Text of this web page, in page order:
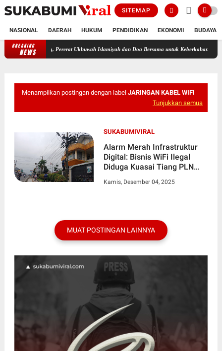
SITEMAP
NASIONAL DAERAH HUKUM PENDIDIKAN EKONOMI BUDAYA
BREAKING
NEWS
Cicurug, Pererat Ukhuwah Islamiyah dan Doa Bersama untuk Keberkahan Umat
Menampilkan postingan dengan label JARINGAN KABEL WIFI
Tunjukkan semua
SUKABUMIVIRAL
Alarm Merah Infrastruktur
Digital: Bisnis WiFi Ilegal
Diduga Kuasai Tiang PLN
Fasilitas Negara
Kamis, Desember 04, 2025
MUAT POSTINGAN LAINNYA